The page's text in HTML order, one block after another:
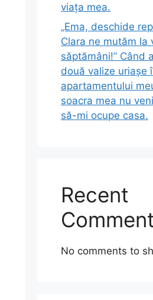
viața mea.
„Ema, deschide
Clara ne mutăm la
săptămâni!” Când
două valize uriașe
apartamentului
soacra mea nu
să-mi ocupe casa.
Recent
No comments to